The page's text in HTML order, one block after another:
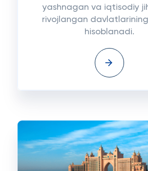
yashnagan va iqtisodiy
rivojlangan
hisoblanadi.